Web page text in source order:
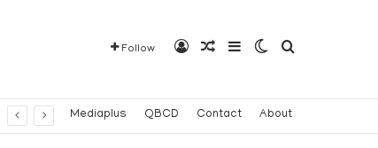
Follow Log InRandom Article
SidebarSwitch skin
Search for
Mediaplus QBCD Contact About